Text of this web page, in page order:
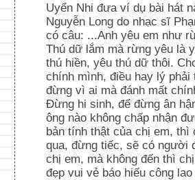
Uyển Nhi đưa ví dụ bài hát
Nguyễn Long do nhạc sĩ
có câu: ...Anh yêu em như
Thú dữ lắm mà rừng yêu là
thú hiền, yêu thú dữ thôi.
chính mình, điều hay lý phải
đừng vì ai mà đánh mất
Đừng hi sinh, để đừng ân
ông nào không chấp nhận
bản tính thật của chị em, thì
qua, đừng tiếc, sẽ có người
chị em, mà không đến thì
đẹp vui vẻ báo hiếu công